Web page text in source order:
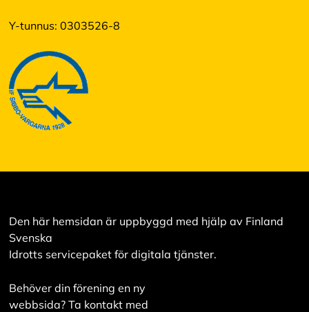
Y-tunnus: 0303526-8
Den här hemsidan är uppbyggd med hjälp av Finland
Svenska
Idrotts servicepaket för digitala tjänster.
Behöver din förening en ny
webbsida? Ta kontakt med